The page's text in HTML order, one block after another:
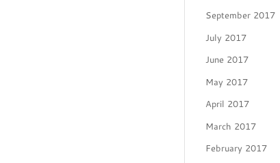
September 2017
July 2017
June 2017
May 2017
April 2017
March 2017
February 2017